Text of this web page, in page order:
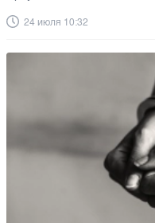
24 июля 10:32